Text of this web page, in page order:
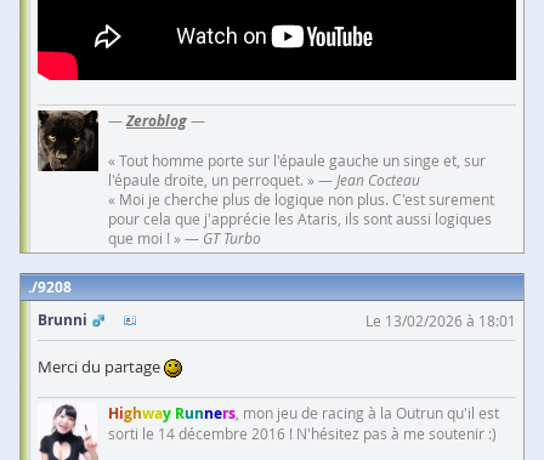
—Zeroblog—
« Tout homme porte sur l'épaule gauche un singe et, sur
l'épaule droite, un perroquet. » — Jean Cocteau
« Moi je cherche plus de logique non plus. C'est surement
pour cela que j'apprécie les Ataris, ils sont aussi logiques
que moi ! » — GT Turbo
9208
Brunni
Le 13/02/2026 à 18:01
Merci du partage
Highway Runners , mon jeu de racing à la Outrun qu'il est
sorti le 14 décembre 2016 ! N'hésitez pas à me soutenir :)